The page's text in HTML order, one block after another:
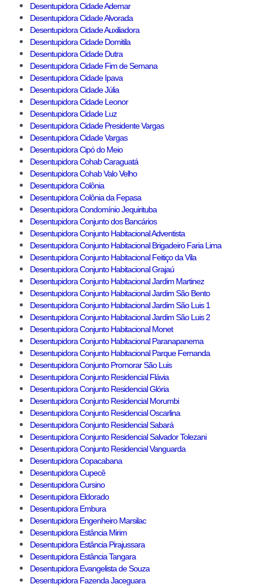
Desentupidora Cidade Ademar
Desentupidora Cidade Alvorada
Desentupidora Cidade Auxiliadora
Desentupidora Cidade Domitila
Desentupidora Cidade Dutra
Desentupidora Cidade Fim de Semana
Desentupidora Cidade Ipava
Desentupidora Cidade Júlia
Desentupidora Cidade Leonor
Desentupidora Cidade Luz
Desentupidora Cidade Presidente Vargas
Desentupidora Cidade Vargas
Desentupidora Cipó do Meio
Desentupidora Cohab Caraguatá
Desentupidora Cohab Valo Velho
Desentupidora Colônia
Desentupidora Colônia da Fepasa
Desentupidora Condomínio Jequirituba
Desentupidora Conjunto dos Bancários
Desentupidora Conjunto Habitacional Adventista
Desentupidora Conjunto Habitacional Brigadeiro Faria Lima
Desentupidora Conjunto Habitacional Feitiço da Vila
Desentupidora Conjunto Habitacional Grajaú
Desentupidora Conjunto Habitacional Jardim Martinez
Desentupidora Conjunto Habitacional Jardim São Bento
Desentupidora Conjunto Habitacional Jardim São Luis 1
Desentupidora Conjunto Habitacional Jardim São Luis 2
Desentupidora Conjunto Habitacional Monet
Desentupidora Conjunto Habitacional Paranapanema
Desentupidora Conjunto Habitacional Parque Fernanda
Desentupidora Conjunto Promorar São Luis
Desentupidora Conjunto Residencial Flávia
Desentupidora Conjunto Residencial Glória
Desentupidora Conjunto Residencial Morumbi
Desentupidora Conjunto Residencial Oscarlina
Desentupidora Conjunto Residencial Sabará
Desentupidora Conjunto Residencial Salvador Tolezani
Desentupidora Conjunto Residencial Vanguarda
Desentupidora Copacabana
Desentupidora Cupecê
Desentupidora Cursino
Desentupidora Eldorado
Desentupidora Embura
Desentupidora Engenheiro Marsilac
Desentupidora Estância Mirim
Desentupidora Estância Pirajussara
Desentupidora Estância Tangara
Desentupidora Evangelista de Souza
Desentupidora Fazenda Jaceguara